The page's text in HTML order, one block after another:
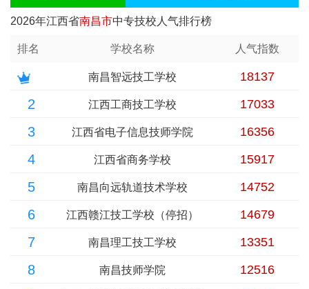
2026年江西省南昌市中专技校人气排行榜
排名 学校名称 人气指数
南昌智远技工学校 18137
2 江西工商技工学校 17033
3 江西省电子信息技师学院 16356
4 江西省商务学校 15917
5 南昌向远轨道技术学校 14752
6 江西赣江技工学校（停招） 14679
7 南昌理工技工学校 13351
8 南昌技师学院 12516